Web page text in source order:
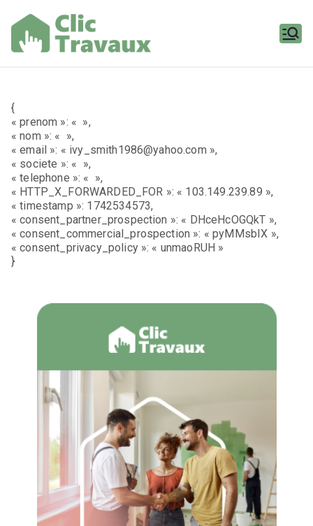
contenu
{
« prenom »: « »,
« nom »: « »,
« email »: « ivy_smith1986@yahoo.com »,
« societe »: « »,
« telephone »: « »,
« HTTP_X_FORWARDED_FOR »: « 103.149.239.89 »,
« timestamp »: 1742534573,
« consent_partner_prospection »: « DHceHcOGQkT »,
« consent_commercial_prospection »: « pyMMsbIX »,
« consent_privacy_policy »: « unmaoRUH »
}